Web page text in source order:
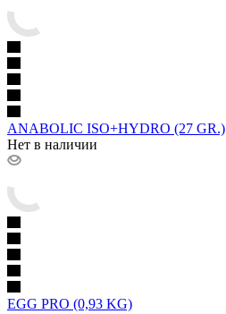
ANABOLIC ISO+HYDRO (27 GR.)
Нет в наличии
EGG PRO (0,93 KG)